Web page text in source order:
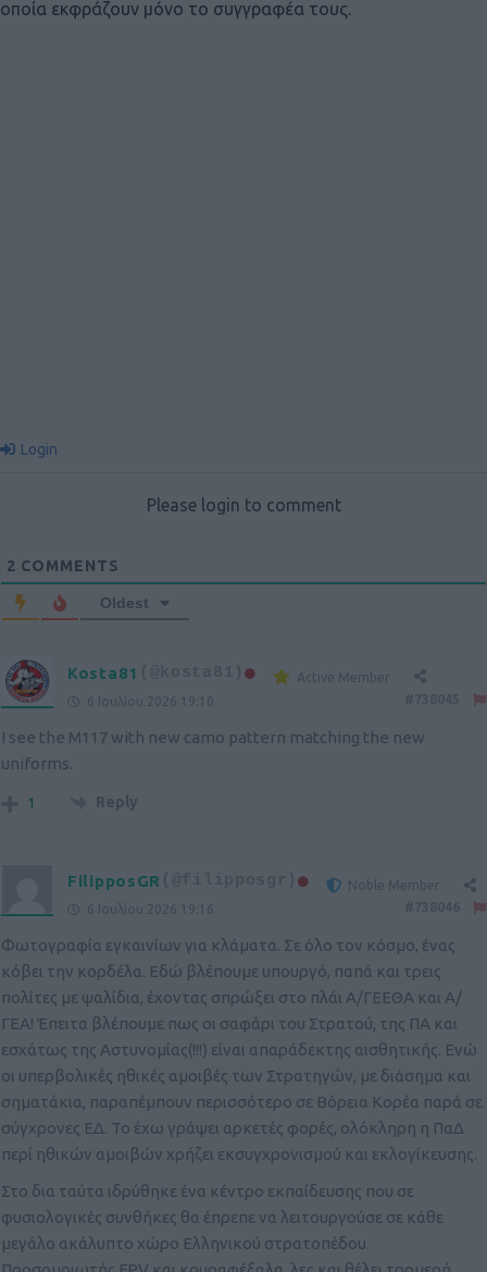
οποία εκφράζουν μόνο το συγγραφέα τους.
Login
Please login to comment
2 COMMENTS
Oldest
Kosta81
Active Member
6 Ιουλίου 2026 19:10
I see the M117 with new camo pattern matching the new
uniforms.
1 Reply
FilipposGR (@filipposgr)
Noble Member
6 Ιουλίου 2026 19:16
Φωτογραφία εγκαινίων για κλάματα. Σε όλο τον κόσμο, ένας
κόβει την κορδέλα. Εδώ βλέπουμε υπουργό, παπά και τρεις
πολίτες με ψαλίδια, έχοντας σπρώξει στο πλάι Α/ΓΕΕΘΑ και Α/
ΓΕΑ! Έπειτα βλέπουμε πως οι σαφάρι του Στρατού, της ΠΑ και
εσχάτως της Αστυνομίας(!!!) είναι απαράδεκτης αισθητικής. Ενώ
οι υπερβολικές ηθικές αμοιβές των Στρατηγών, με διάσημα και
σηματάκια, παραπέμπουν περισσότερο σε Βόρεια Κορέα παρά σε
σύγχρονες ΕΔ. Το έχω γράψει αρκετές φορές, ολόκληρη η ΠαΔ
περί ηθικών αμοιβών χρήζει εκσυγχρονισμού και εκλογίκευσης.
Στο δια ταύτα ιδρύθηκε ένα κέντρο εκπαίδευσης που σε
φυσιολογικές συνθήκες θα έπρεπε να λειτουργούσε σε κάθε
μεγάλο ακάλυπτο χώρο Ελληνικού στρατοπέδου.